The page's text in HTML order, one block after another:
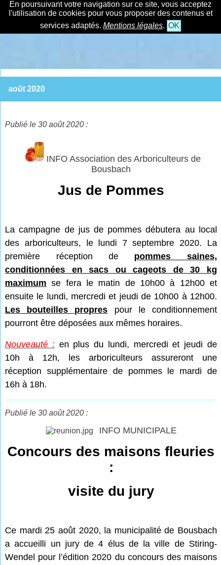
En poursuivant votre navigation sur ce site, vous acceptez
l'utilisation de cookies pour vous proposer des contenus et
services adaptés. Mentions légales. OK
août 2020
Publié le 30 août 2020 :
INFO Association des Arboriculteurs de
Bousbach
Jus de Pommes
La campagne de jus de pommes débutera au local
des arboriculteurs, le lundi 7 septembre 2020. La
première réception de pommes saines,
conditionnées en sacs ou cageots de 30 kg
maximum se fera le matin de 10h00 à 12h00 et
ensuite le lundi, mercredi et jeudi de 10h00 à 12h00.
Les bouteilles propres pour le conditionnement
pourront être déposées aux mêmes horaires.
Nouveauté :en plus du lundi, mercredi et jeudi de
10h à 12h, les arboriculteurs assureront une
réception supplémentaire de pommes le mardi de
16h à 18h.
Publié le 30 août 2020 :
INFO MUNICIPALE
Concours des maisons fleuries
:
visite du jury
Ce mardi 25 août 2020, la municipalité de Bousbach
a accueilli un jury de 4 élus de la ville de Stiring-
Wendel pour l’édition 2020 du concours des maisons